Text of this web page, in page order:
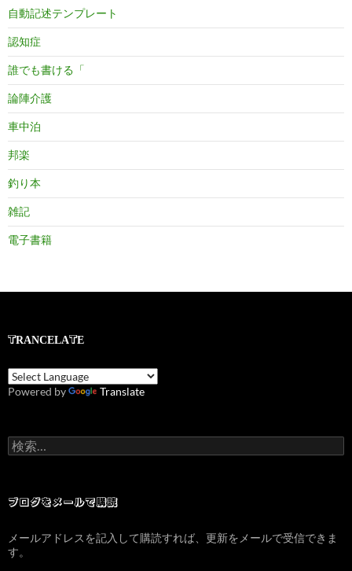
自動記述テンプレート
認知症
誰でも書ける「
論陣介護
車中泊
邦楽
釣り本
雑記
電子書籍
TRANCELATE
Powered by Translate
検
索:
ブログをメールで購読
メールアドレスを記入して購読すれば、更新をメールで受信できま
す。